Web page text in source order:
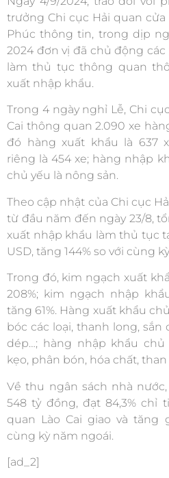
trưởng Chi cục Hải quan cửa
Phúc thông tin, trong dịp
2024 đơn vị đã chủ động
làm thủ tục thông quan
xuất nhập khẩu.
Trong 4 ngày nghỉ Lễ, Chi
Cai thông quan 2.090 xe
đó hàng xuất khẩu là 637
riêng là 454 xe; hàng nhập
chủ yếu là nông sản.
Theo cập nhật của Chi cục
từ đầu năm đến ngày 23/8,
xuất nhập khẩu làm thủ tục
USD, tăng 144% so với cùng
Trong đó, kim ngạch xuất
208%; kim ngạch nhập
tăng 61%. Hàng xuất khẩu
bóc các loại, thanh long, sắn
dép…; hàng nhập khẩu
kẹo, phân bón, hóa chất,
Về thu ngân sách nhà
548 tỷ đồng, đạt 84,3% chỉ
quan Lào Cai giao và tăng
cùng kỳ năm ngoái.
[ad_2]